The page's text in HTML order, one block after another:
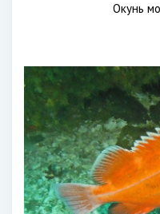
Окунь